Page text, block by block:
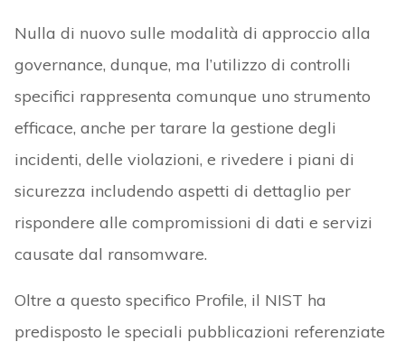
Nulla di nuovo sulle modalità di approccio alla
governance, dunque, ma l’utilizzo di controlli
specifici rappresenta comunque uno strumento
efficace, anche per tarare la gestione degli
incidenti, delle violazioni, e rivedere i piani di
sicurezza includendo aspetti di dettaglio per
rispondere alle compromissioni di dati e servizi
causate dal ransomware.
Oltre a questo specifico Profile, il NIST ha
predisposto le speciali pubblicazioni referenziate